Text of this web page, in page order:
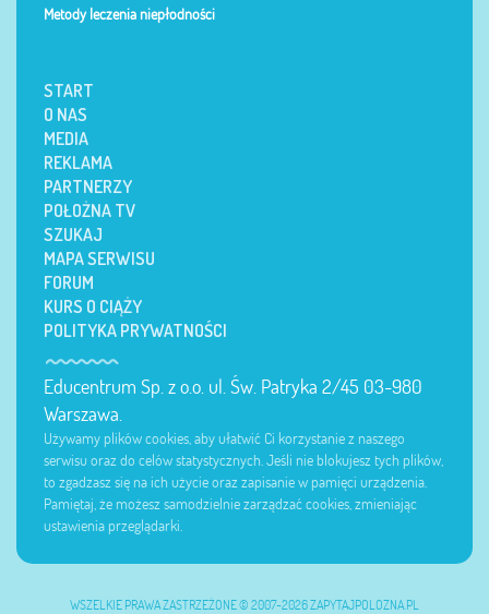
Metody leczenia niepłodności
START
O NAS
MEDIA
REKLAMA
PARTNERZY
POŁOŻNA TV
SZUKAJ
MAPA SERWISU
FORUM
KURS O CIĄŻY
POLITYKA PRYWATNOŚCI
Educentrum Sp. z o.o. ul. Św. Patryka 2/45 03-980
Warszawa.
Używamy plików cookies, aby ułatwić Ci korzystanie z naszego
serwisu oraz do celów statystycznych. Jeśli nie blokujesz tych plików,
to zgadzasz się na ich użycie oraz zapisanie w pamięci urządzenia.
Pamiętaj, że możesz samodzielnie zarządzać cookies, zmieniając
ustawienia przeglądarki.
WSZELKIE PRAWA ZASTRZEŻONE © 2007-2026 ZAPYTAJPOLOZNA.PL